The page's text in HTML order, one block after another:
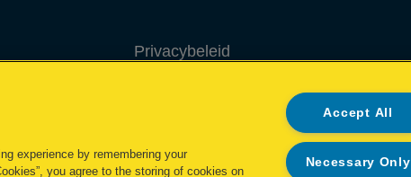
Privacybeleid
Inzage in mijn gegevens
Conformiteitsverklaringen
experience by remembering your
you agree to the storing of cookies on
Accept All
Necessary Only